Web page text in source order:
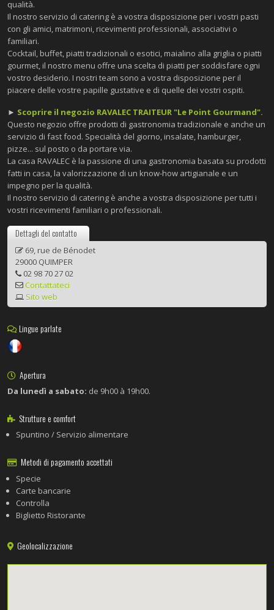
qualità.
Il nostro servizio di catering è a vostra disposizione per i vostri pasti
con gli amici, matrimoni, ricevimenti professionali, associativi o
familiari.
Cocktail, buffet, piatti tradizionali o esotici, maialino alla griglia o piatti
gourmet, il nostro menu offre una scelta di piatti per soddisfare ogni
vostro desiderio. I nostri team sono a vostra disposizione per il
piacere delle vostre papille gustative e di quelle dei vostri ospiti.
► Scoprire il negozio RAVALEC TRAITEUR "Le Point Gourmand".
Questo negozio offre prodotti di gastronomia tradizionale e anche un
servizio di fast food. Specialità del giorno, insalate, hamburger,
pizze... sul posto o da portare via.
La casa RAVALEC è la passione di una gastronomia basata su prodotti
fatti in casa, la valorizzazione di un know-how artigianale e un
impegno per la qualità.
Il nostro servizio di catering è anche a vostra disposizione per tutti i
vostri ricevimenti familiari o professionali.
Dettagli del contatto
69, rue de Bénodet
29000 QUIMPER
02 98 70 27 02
Contattateci
Sito web
Lingue parlate
Apertura
Da lunedì a sabato: de 9h00 à 19h00.
Strutture e comfort
Spuntino / Servizio alimentare
Metodi di pagamento accettati
Specie
Carte bancarie
Controlla
Biglietto Ristorante
Geolocalizzazione